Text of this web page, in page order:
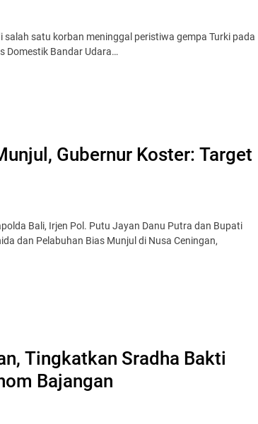
satu korban meninggal peristiwa gempa Turki pada
Domestik Bandar Udara…
Gubernur Koster: Target
Bali, Irjen Pol. Putu Jayan Danu Putra dan Bupati
dan Pelabuhan Bias Munjul di Nusa Ceningan,
Tingkatkan Sradha Bakti
Bajangan